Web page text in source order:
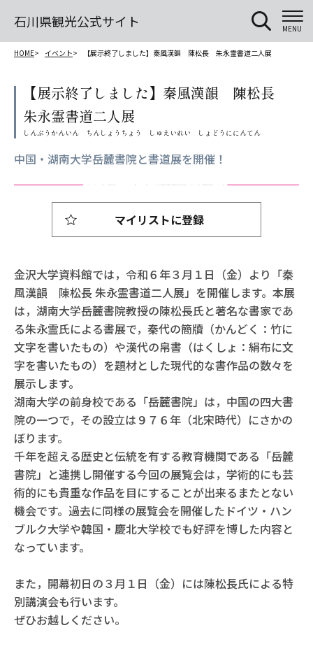
石川県観光公式サイト MENU
HOME イベント 【展示終了しました】秦風漢韻 陳松長 朱永霊書道二人展
【展示終了しました】秦風漢韻 陳松長
朱永霊書道二人展
中国・湖南大学岳麓書院と書道展を開催！
金沢大学資料館では，令和６年３月１日（金）より「秦
風漢韻 陳松長 朱永霊書道二人展」を開催します。本展
は，湖南大学岳麓書院教授の陳松長氏と著名な書家であ
る朱永霊氏による書展で，秦代の簡牘（かんどく：竹に
文字を書いたもの）や漢代の帛書（はくしょ：絹布に文
字を書いたもの）を題材とした現代的な書作品の数々を
展示します。
湖南大学の前身校である「岳麓書院」は，中国の四大書
院の一つで，その設立は９７６年（北宋時代）にさかの
ぼります。
千年を超える歴史と伝統を有する教育機関である「岳麓
書院」と連携し開催する今回の展覧会は，学術的にも芸
術的にも貴重な作品を目にすることが出来るまたとない
機会です。過去に同様の展覧会を開催したドイツ・ハン
ブルク大学や韓国・慶北大学校でも好評を博した内容と
なっています。
また，開幕初日の３月１日（金）には陳松長氏による特
別講演会も行います。
ぜひお越しください。
マイリストに登録